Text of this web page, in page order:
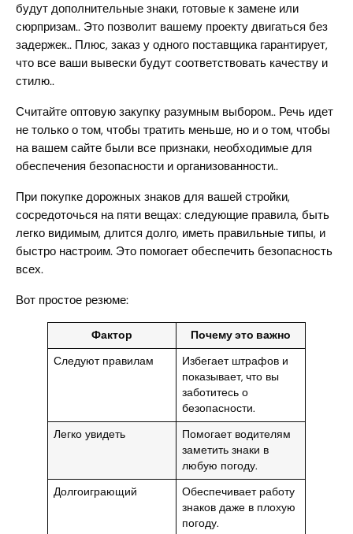
будут дополнительные знаки, готовые к замене или
сюрпризам.. Это позволит вашему проекту двигаться без
задержек.. Плюс, заказ у одного поставщика гарантирует,
что все ваши вывески будут соответствовать качеству и
стилю..
Считайте оптовую закупку разумным выбором.. Речь идет
не только о том, чтобы тратить меньше, но и о том, чтобы
на вашем сайте были все признаки, необходимые для
обеспечения безопасности и организованности..
При покупке дорожных знаков для вашей стройки,
сосредоточься на пяти вещах: следующие правила, быть
легко видимым, длится долго, иметь правильные типы, и
быстро настроим. Это помогает обеспечить безопасность
всех.
Вот простое резюме:
Фактор
Почему это важно
Следуют правилам
Избегает штрафов и
показывает, что вы
заботитесь о
безопасности.
Легко увидеть
Помогает водителям
заметить знаки в
любую погоду.
Долгоиграющий
Обеспечивает работу
знаков даже в плохую
погоду.